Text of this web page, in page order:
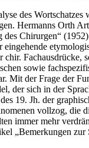
des Wortschatzes
Hermanns Orth
Chirurgen“ (1952
chir. Fachausdrücke,
sowie
Mit der Frage der
der sich in der
19. Jh. der
vollzog, die
immer mehr
„Bemerkungen zur